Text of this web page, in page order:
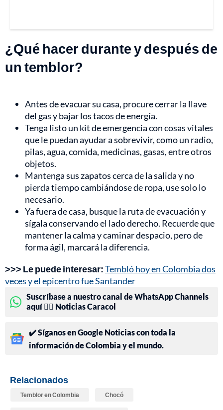
¿Qué hacer durante y después de
un temblor?
Antes de evacuar su casa, procure cerrar la llave
del gas y bajar los tacos de energía.
Tenga listo un kit de emergencia con cosas vitales
que le puedan ayudar a sobrevivir, como un radio,
pilas, agua, comida, medicinas, gasas, entre otros
objetos.
Mantenga sus zapatos cerca de la salida y no
pierda tiempo cambiándose de ropa, use solo lo
necesario.
Ya fuera de casa, busque la ruta de evacuación y
sígala conservando el lado derecho. Recuerde que
mantener la calma y caminar despacio, pero de
forma ágil, marcará la diferencia.
>>> Le puede interesar:Tembló hoy en Colombia dos
veces y el epicentro fue Santander
Suscríbase a nuestro canal de WhatsApp Channels
aquí 👉🏻 Noticias Caracol
✔️ Síganos en Google Noticias con toda la
información de Colombia y el mundo.
Relacionados
Temblor en Colombia Chocó